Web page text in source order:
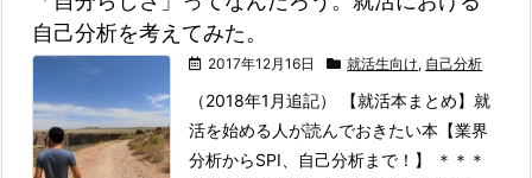
自己分析を考えてみた。
2017年12月16日 就活生向け, 自己分析
（2018年1月追記） 【就活本まとめ】就
活を始める人が読んでおきたい本【業界
分析からSPI、自己分析まで！】 ＊＊＊